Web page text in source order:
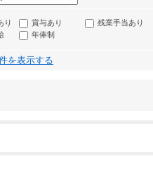
り 賞与あり
残業手当あり
年俸制
を表示する